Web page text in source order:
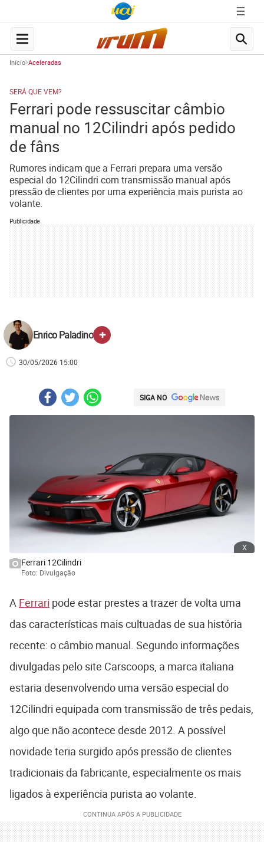
Início Aceleradas
SERÁ QUE VEM?
Ferrari pode ressuscitar câmbio
manual no 12Cilindri após pedido
de fâns
Rumores indicam que a Ferrari prepara uma versão
especial do 12Cilindri com transmissão manual após
pressão de clientes por uma experiência mais purista ao
volante.
Publicidade
Enrico Paladino +
30/05/2026 15:00
SIGA NO
x
Ferrari 12Cilindri
Foto: Divulgação
A Ferrari pode estar prestes a trazer de volta uma
das características mais cultuadas de sua história
recente: o câmbio manual. Segundo informações
divulgadas pelo site Carscoops, a marca italiana
estaria desenvolvendo uma versão especial do
12Cilindri equipada com transmissão de três pedais,
algo que não acontece desde 2012. A possível
novidade teria surgido após pressão de clientes
tradicionais da fabricante, especialmente os mais
ligados à experiência purista ao volante.